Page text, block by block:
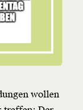
wollen